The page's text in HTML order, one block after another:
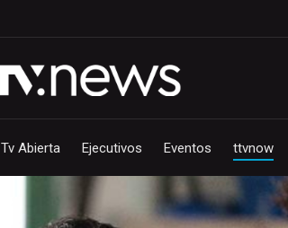
Tv Abierta Ejecutivos Eventos ttvnow